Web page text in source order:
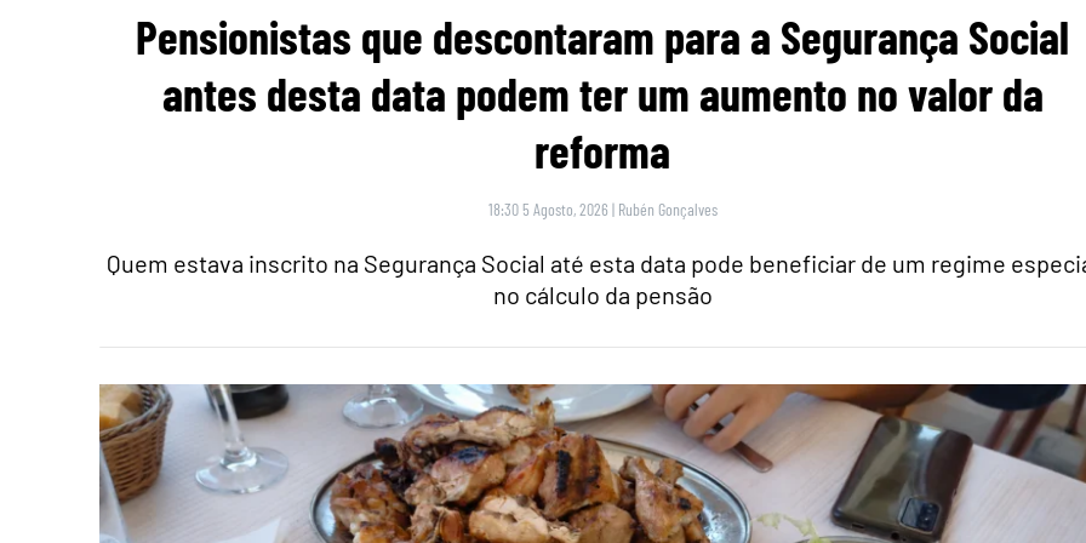
Pensionistas que descontaram para a Segurança Social
antes desta data podem ter um aumento no valor da
reforma
18:30 5 Agosto, 2026 | Rubén Gonçalves
Quem estava inscrito na Segurança Social até esta data pode beneficiar de um regime
no cálculo da pensão